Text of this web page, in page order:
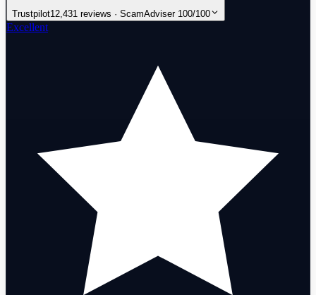
Trustpilot12,431 reviews · ScamAdviser 100/100
Excellent